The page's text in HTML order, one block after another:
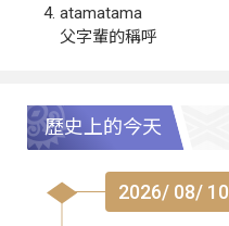
atamatama
父字輩的稱呼
歷史上的今天
2026/ 08/ 10